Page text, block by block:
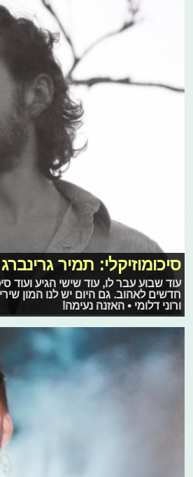
סיכומוזיקלי: תמיר
עוד שבוע עבר לו, עוד שישי הגיע ועוד
חדשים לאהוב. גם היום יש לנו המון
ורוני דלומי • האזנה נעימה!